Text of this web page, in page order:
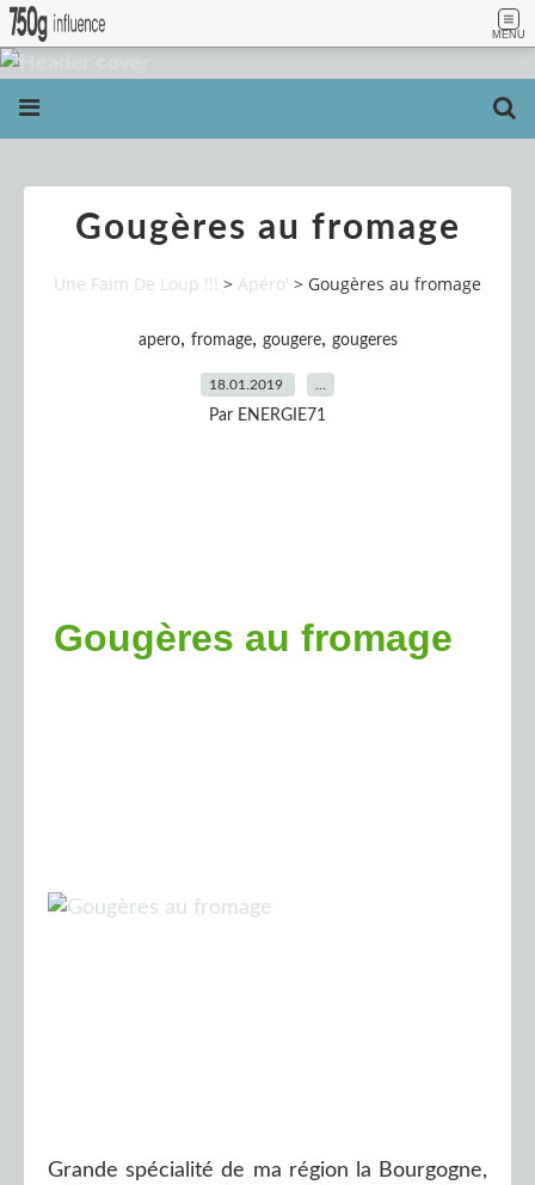
MENU
Gougères au fromage
Une Faim De Loup !!! > Apéro' > Gougères au fromage
apero, fromage, gougere, gougeres
18.01.2019
Par ENERGIE71
Gougères au fromage
Grande spécialité de ma région la Bourgogne,